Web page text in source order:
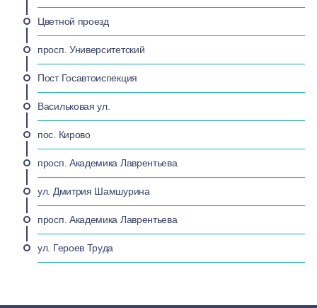
Цветной проезд
просп. Университетский
Пост Госавтоиспекция
Васильковая ул.
пос. Кирово
просп. Академика Лаврентьева
ул. Дмитрия Шамшурина
просп. Академика Лаврентьева
ул. Героев Труда